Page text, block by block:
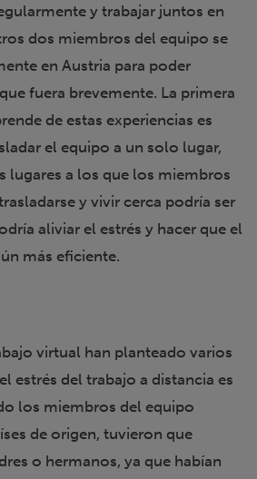
y trabajar juntos en
dos miembros del equipo se
en Austria para poder
fuera brevemente. La primera
de estas experiencias es
el equipo a un solo lugar,
lugares a los que los miembros
y vivir cerca podría ser
aliviar el estrés y hacer que el
más eficiente.
virtual han planteado varios
estrés del trabajo a distancia es
los miembros del equipo
de origen, tuvieron que
o hermanos, ya que habían